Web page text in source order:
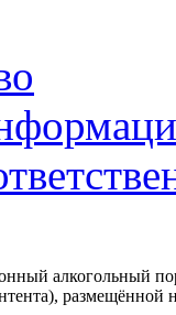
алкогольный
размещённой